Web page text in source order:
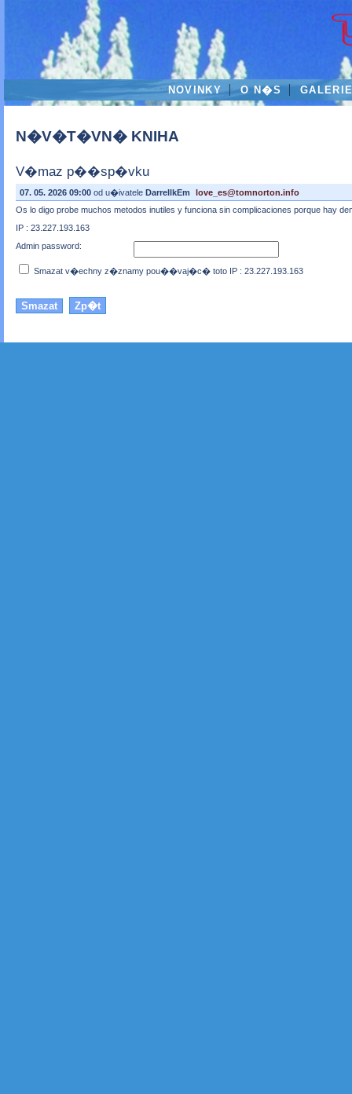
NOVINKY O N�S
N�V�T�VN� KNIHA
V�maz p��sp�vku
07. 05. 2026 09:00 od u�ivatele DarrellkEm
love_es@tomnorton.info
Os lo digo probe muchos metodos inutiles y funciona sin complicaciones porque hay
IP : 23.227.193.163
Admin password:
Smazat v�echny z�znamy pou��vaj�c� toto IP : 23.227.193.163